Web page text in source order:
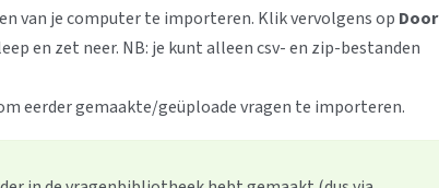
van je computer te importeren. Klik vervolgens op Door
en zet neer. NB: je kunt alleen csv- en zip-bestanden
eerder gemaakte/geüploade vragen te importeren.